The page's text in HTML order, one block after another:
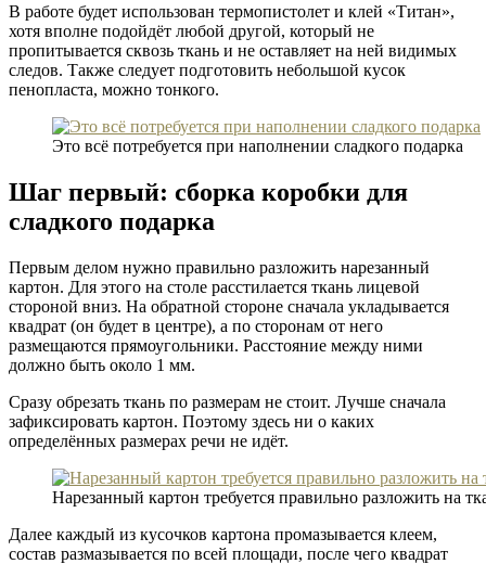
В работе будет использован термопистолет и клей «Титан»,
хотя вполне подойдёт любой другой, который не
пропитывается сквозь ткань и не оставляет на ней видимых
следов. Также следует подготовить небольшой кусок
пенопласта, можно тонкого.
Это всё потребуется при наполнении сладкого подарка
Шаг первый: сборка коробки для
сладкого подарка
Первым делом нужно правильно разложить нарезанный
картон. Для этого на столе расстилается ткань лицевой
стороной вниз. На обратной стороне сначала укладывается
квадрат (он будет в центре), а по сторонам от него
размещаются прямоугольники. Расстояние между ними
должно быть около 1 мм.
Сразу обрезать ткань по размерам не стоит. Лучше сначала
зафиксировать картон. Поэтому здесь ни о каких
определённых размерах речи не идёт.
Нарезанный картон требуется правильно разложить на
Далее каждый из кусочков картона промазывается клеем,
состав размазывается по всей площади, после чего квадрат